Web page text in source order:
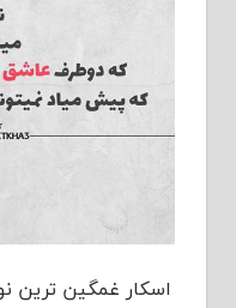
اسکار غمگین ترین